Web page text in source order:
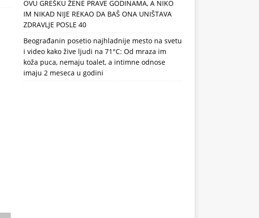
OVU GREŠKU ŽENE PRAVE GODINAMA, A NIKO
IM NIKAD NIJE REKAO DA BAŠ ONA UNIŠTAVA
ZDRAVLJE POSLE 40
Beograđanin posetio najhladnije mesto na svetu
i video kako žive ljudi na 71°C: Od mraza im
koža puca, nemaju toalet, a intimne odnose
imaju 2 meseca u godini